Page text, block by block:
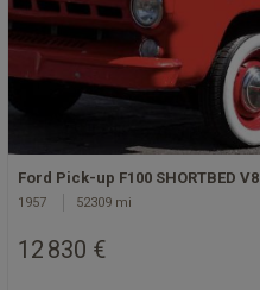
Ford Pick-up F100 SHORTBED V8
1957 52309 mi
12 830 €